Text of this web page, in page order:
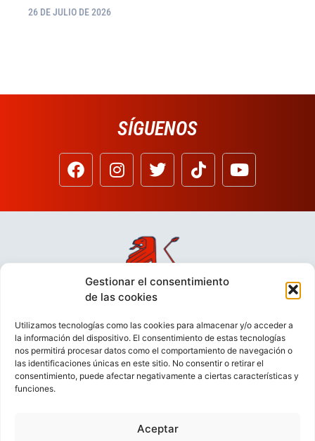
Gestionar el consentimiento
de las cookies
Utilizamos tecnologías como las cookies para almacenar y/o acceder a
la información del dispositivo. El consentimiento de estas tecnologías
nos permitirá procesar datos como el comportamiento de navegación o
las identificaciones únicas en este sitio. No consentir o retirar el
consentimiento, puede afectar negativamente a ciertas características y
funciones.
Aceptar
26 DE JULIO DE 2026
SÍGUENOS